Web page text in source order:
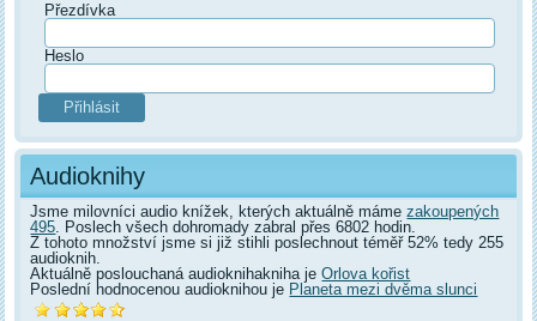
Přezdívka
Heslo
Audioknihy
Jsme milovníci audio knížek, kterých aktuálně mámezakoupených
495 . Poslech všech dohromady zabral přes 6802 hodin.
Z tohoto množství jsme si již stihli poslechnout téměř 52% tedy 255
audioknih.
Aktuálně poslouchaná audioknihakniha jeOrlova kořist
Poslední hodnocenou audioknihou je Planeta mezi dvěma slunci